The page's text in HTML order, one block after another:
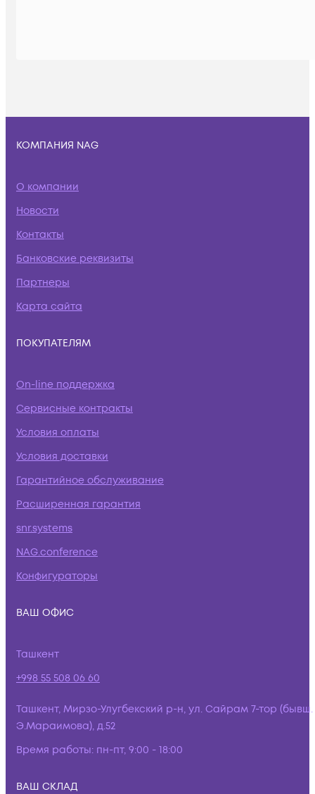
КОМПАНИЯ NAG
О компании
Новости
Контакты
Банковские реквизиты
Партнеры
Карта сайта
ПОКУПАТЕЛЯМ
On-line поддержка
Сервисные контракты
Условия оплаты
Условия доставки
Гарантийное обслуживание
Расширенная гарантия
snr.systems
NAG.conference
Конфигураторы
ВАШ ОФИС
Ташкент
+998 55 508 06 60
Ташкент, Мирзо-Улугбекский р-н, ул. Сайрам 7-тор (бывш.
Э.Мараимова), д.52
Время работы: пн-пт, 9:00 - 18:00
ВАШ СКЛАД